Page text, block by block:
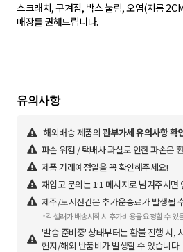
스크래치, 구겨짐, 박스 눌림, 오염(지름
매장를 권해드립니다.
유의사항
해외배송 제품의 관부가세 유의사항 확
파손 위험 / 택배사 과실로 인한 파손은
제품 거래예정일을 꼭 확인해주세요!
재입고 문의는 1:1 메시지로 남겨주시면
제주/도서산간은 추가운송료가 발생될
*각 셀러가 배송시작 시 추가비용을 요청할 수 있
'발송 준비중' 상태부터는 환불 진행 시,
현지/해외 반품비가 발생할 수 있습니다.